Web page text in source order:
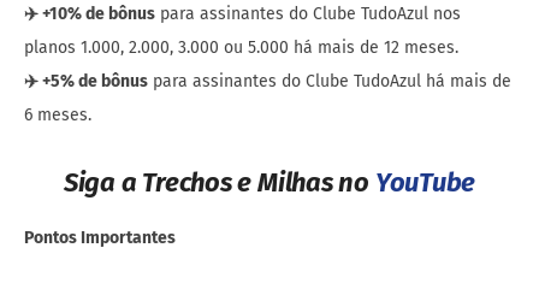
✈️+10% de bônus para assinantes do Clube TudoAzul nos
planos 1.000, 2.000, 3.000 ou 5.000 há mais de 12 meses.
✈️+5% de bônus para assinantes do Clube TudoAzul há mais de
6 meses.
Siga a Trechos e Milhas no YouTube
Pontos Importantes